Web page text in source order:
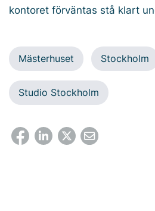
kontoret förväntas stå klart
Mästerhuset Stockholm
Studio Stockholm